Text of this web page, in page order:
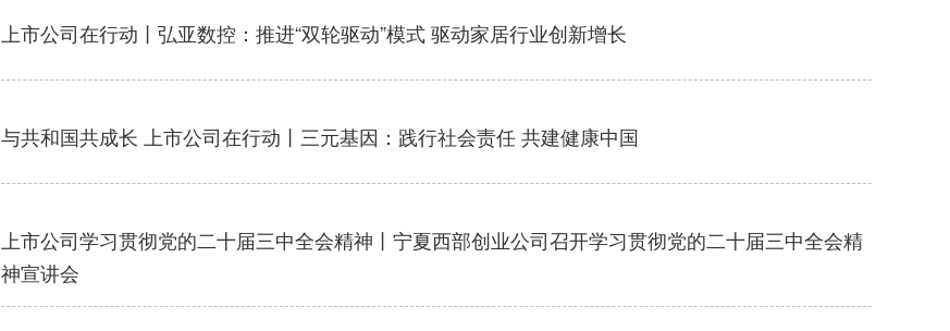
上市公司在行动丨弘亚数控：推进“双轮驱动”模式 驱动家居行业创新增长
与共和国共成长 上市公司在行动丨三元基因：践行社会责任 共建健康中国
上市公司学习贯彻党的二十届三中全会精神丨宁夏西部创业公司召开学习贯彻党的二十届三中全会精
神宣讲会